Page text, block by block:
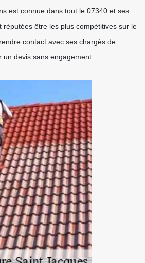
est connue dans tout le 07340 et ses
réputées être les plus compétitives sur le
contact avec ses chargés de
devis sans engagement.